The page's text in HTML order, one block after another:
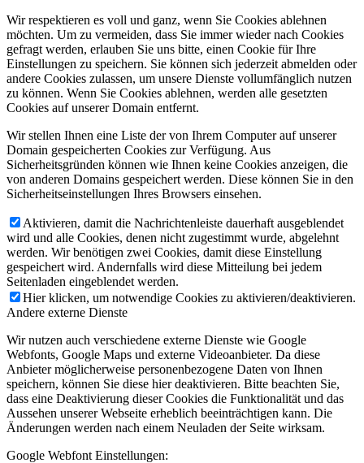
Wir respektieren es voll und ganz, wenn Sie Cookies ablehnen
möchten. Um zu vermeiden, dass Sie immer wieder nach Cookies
gefragt werden, erlauben Sie uns bitte, einen Cookie für Ihre
Einstellungen zu speichern. Sie können sich jederzeit abmelden oder
andere Cookies zulassen, um unsere Dienste vollumfänglich nutzen
zu können. Wenn Sie Cookies ablehnen, werden alle gesetzten
Cookies auf unserer Domain entfernt.
Wir stellen Ihnen eine Liste der von Ihrem Computer auf unserer
Domain gespeicherten Cookies zur Verfügung. Aus
Sicherheitsgründen können wie Ihnen keine Cookies anzeigen, die
von anderen Domains gespeichert werden. Diese können Sie in den
Sicherheitseinstellungen Ihres Browsers einsehen.
Aktivieren, damit die Nachrichtenleiste dauerhaft ausgeblendet
wird und alle Cookies, denen nicht zugestimmt wurde, abgelehnt
werden. Wir benötigen zwei Cookies, damit diese Einstellung
gespeichert wird. Andernfalls wird diese Mitteilung bei jedem
Seitenladen eingeblendet werden.
Hier klicken, um notwendige Cookies zu aktivieren/deaktivieren.
Andere externe Dienste
Wir nutzen auch verschiedene externe Dienste wie Google
Webfonts, Google Maps und externe Videoanbieter. Da diese
Anbieter möglicherweise personenbezogene Daten von Ihnen
speichern, können Sie diese hier deaktivieren. Bitte beachten Sie,
dass eine Deaktivierung dieser Cookies die Funktionalität und das
Aussehen unserer Webseite erheblich beeinträchtigen kann. Die
Änderungen werden nach einem Neuladen der Seite wirksam.
Google Webfont Einstellungen: